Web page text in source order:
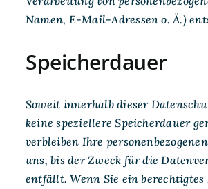
Namen, E-Mail-Adressen o. Ä.)
Speicherdauer
Soweit innerhalb dieser
keine speziellere Speicherdauer
verbleiben Ihre
uns, bis der Zweck für die
entfällt. Wenn Sie ein berechtigtes